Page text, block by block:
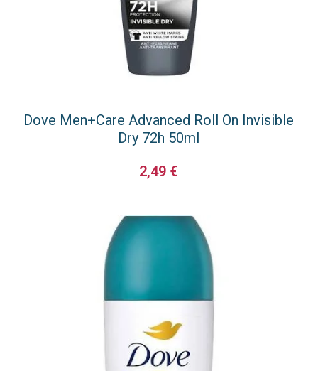
Dove Men+Care Advanced Roll On Invisible
Dry 72h 50ml
2,49 €